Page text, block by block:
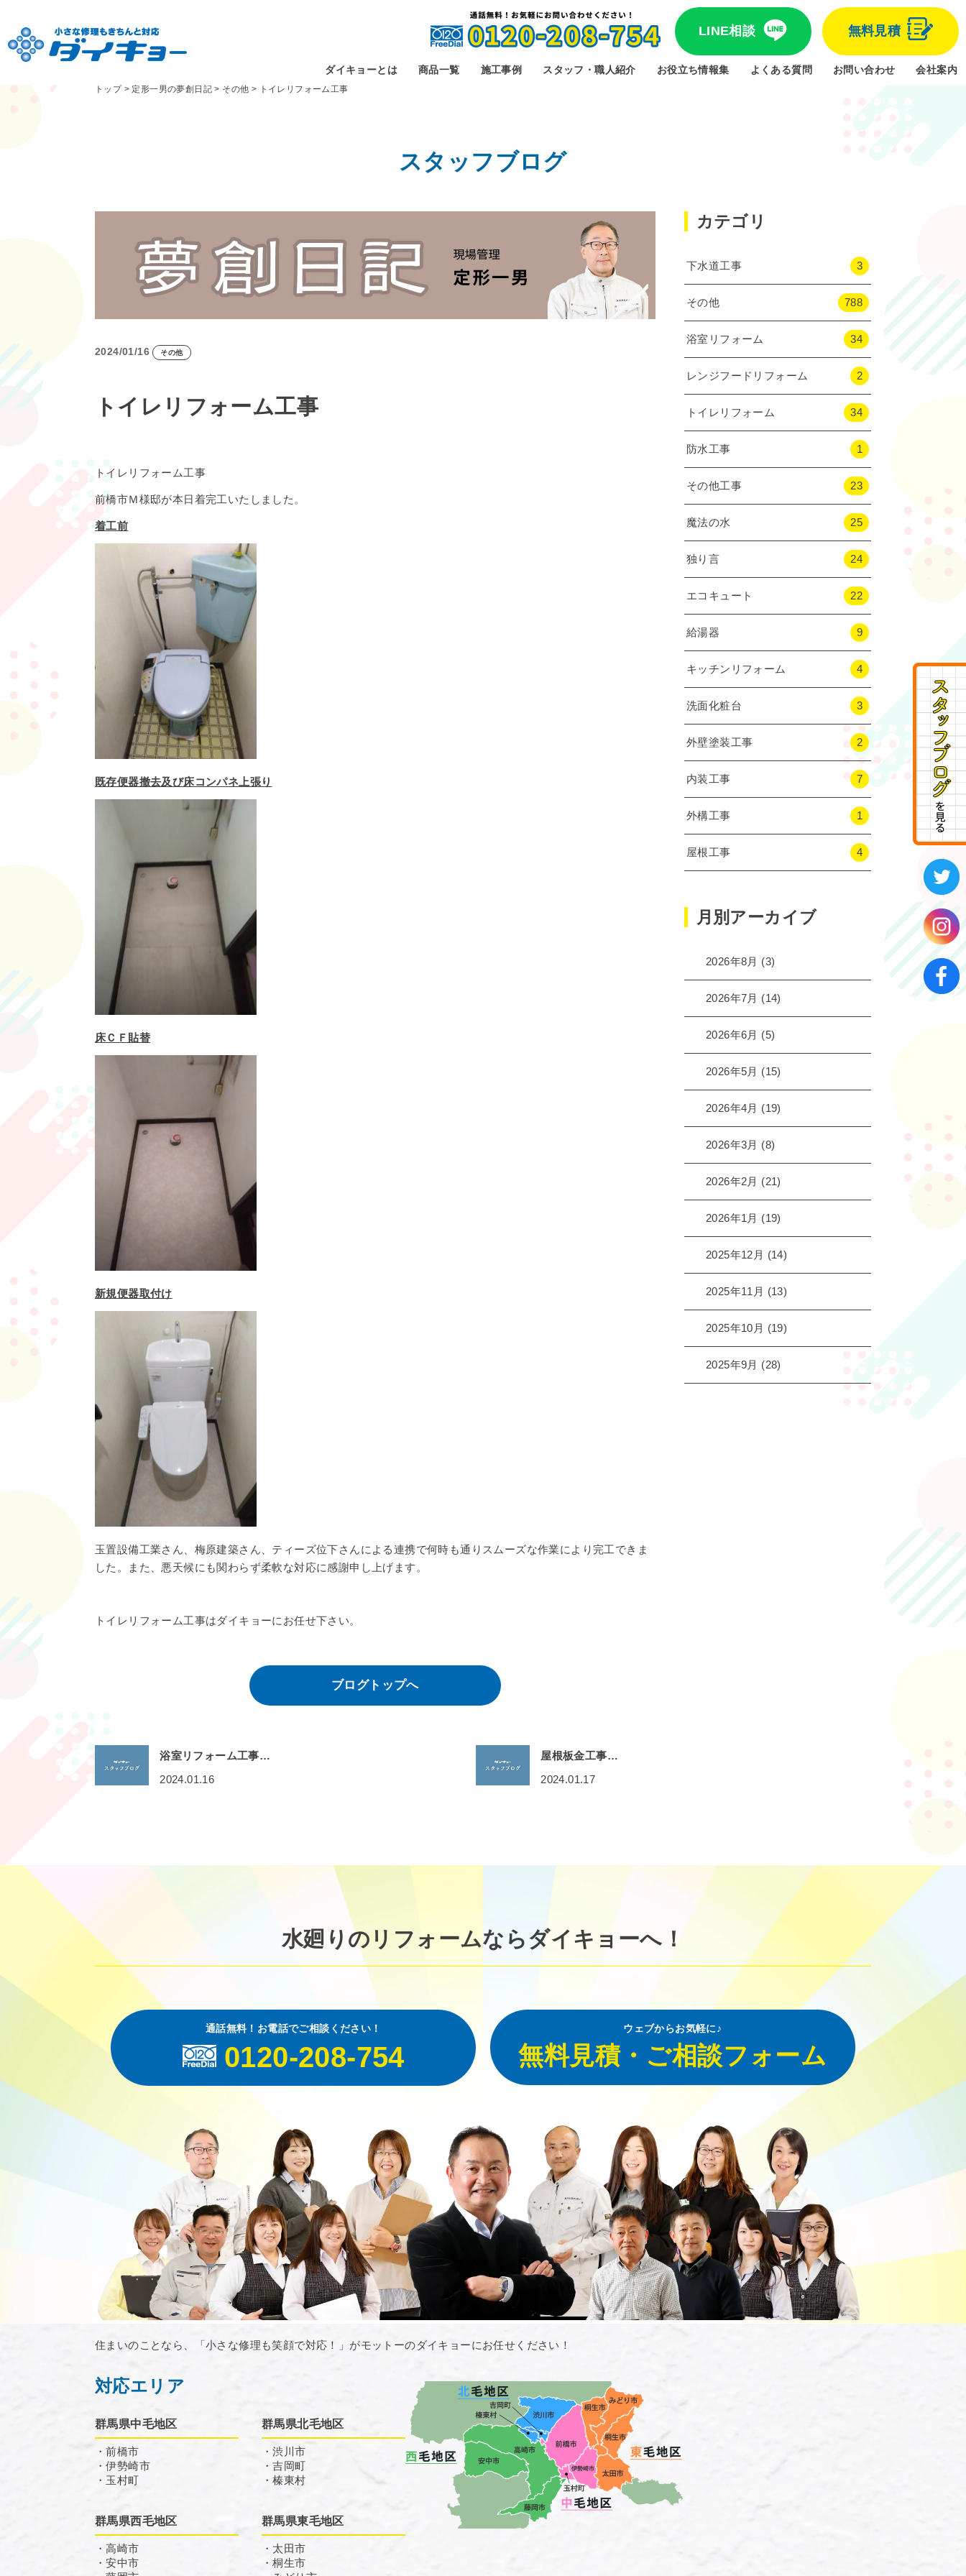
LINE相談 無料見積
ダイキョーとは 商品一覧 施工事例 スタッフ・職人紹介 お役立ち情報集 よくある質問 お問い合わせ 会社案内
トップ> 定形一男の夢創日記 > その他 > トイレリフォーム工事
スタッフブログ
2024/01/16 その他
トイレリフォーム工事
トイレリフォーム工事
前橋市Ｍ様邸が本日着完工いたしました。
着工前
既存便器撤去及び床コンパネ上張り
床ＣＦ貼替
新規便器取付け
玉置設備工業さん、梅原建築さん、ティーズ位下さんによる連携で何時も通りスムーズな作業により完工できま
した。また、悪天候にも関わらず柔軟な対応に感謝申し上げます。
トイレリフォーム工事はダイキョーにお任せ下さい。
ブログトップへ
浴室リフォーム工事…
2024.01.16
屋根板金工事…
2024.01.17
カテゴリ
下水道工事 3
その他 788
浴室リフォーム 34
レンジフードリフォーム 2
トイレリフォーム 34
防水工事 1
その他工事 23
魔法の水 25
独り言 24
エコキュート 22
給湯器 9
キッチンリフォーム 4
洗面化粧台 3
外壁塗装工事 2
内装工事 7
外構工事 1
屋根工事 4
月別アーカイブ
2026年8月 (3)
2026年7月 (14)
2026年6月 (5)
2026年5月 (15)
2026年4月 (19)
2026年3月 (8)
2026年2月 (21)
2026年1月 (19)
2025年12月 (14)
2025年11月 (13)
2025年10月 (19)
2025年9月 (28)
水廻りのリフォームならダイキョーへ！
通話無料！お電話でご相談ください！
0120-208-754
ウェブからお気軽に♪
無料見積・ご相談フォーム
住まいのことなら、「小さな修理も笑顔で対応！」がモットーのダイキョーにお任せください！
対応エリア
群馬県中毛地区
・前橋市
・伊勢崎市
・玉村町
群馬県北毛地区
・渋川市
・吉岡町
・榛東村
群馬県西毛地区
・高崎市
・安中市
群馬県東毛地区
・太田市
・桐生市